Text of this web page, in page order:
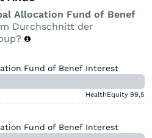
Allocation Fund of Benef
Durchschnitt der
Fund of Benef Interest
HealthEquity 99,5
Fund of Benef Interest